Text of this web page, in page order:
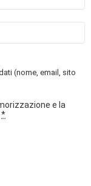
(nome, email, sito
e la
*